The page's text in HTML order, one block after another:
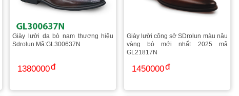
Giày lười da bò nam thương hiệu
Sdrolun Mã:GL300637N
1380000
Giày lười công sở SDrolun màu nâu
vàng bò mới nhất 2025 mã
GL21817N
1450000